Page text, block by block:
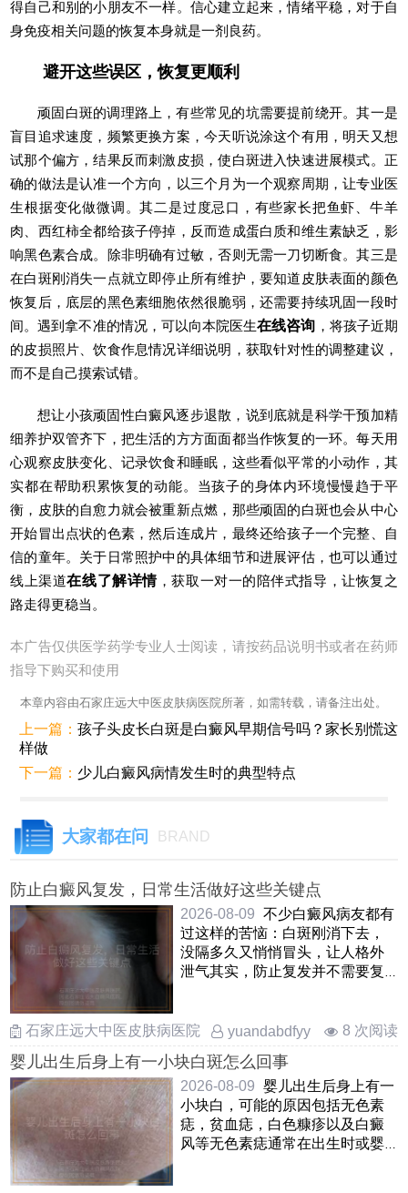
得自己和别的小朋友不一样。信心建立起来，情绪平稳，对于自
身免疫相关问题的恢复本身就是一剂良药。
避开这些误区，恢复更顺利
顽固白斑的调理路上，有些常见的坑需要提前绕开。其一是
盲目追求速度，频繁更换方案，今天听说涂这个有用，明天又想
试那个偏方，结果反而刺激皮损，使白斑进入快速进展模式。正
确的做法是认准一个方向，以三个月为一个观察周期，让专业医
生根据变化做微调。其二是过度忌口，有些家长把鱼虾、牛羊
肉、西红柿全都给孩子停掉，反而造成蛋白质和维生素缺乏，影
响黑色素合成。除非明确有过敏，否则无需一刀切断食。其三是
在白斑刚消失一点就立即停止所有维护，要知道皮肤表面的颜色
恢复后，底层的黑色素细胞依然很脆弱，还需要持续巩固一段时
间。遇到拿不准的情况，可以向本院医生在线咨询 ，将孩子近期
的皮损照片、饮食作息情况详细说明，获取针对性的调整建议，
而不是自己摸索试错。
想让小孩顽固性白癜风逐步退散，说到底就是科学干预加精
细养护双管齐下，把生活的方方面面都当作恢复的一环。每天用
心观察皮肤变化、记录饮食和睡眠，这些看似平常的小动作，其
实都在帮助积累恢复的动能。当孩子的身体内环境慢慢趋于平
衡，皮肤的自愈力就会被重新点燃，那些顽固的白斑也会从中心
开始冒出点状的色素，然后连成片，最终还给孩子一个完整、自
信的童年。关于日常照护中的具体细节和进展评估，也可以通过
线上渠道在线了解详情，获取一对一的陪伴式指导，让恢复之
路走得更稳当。
本广告仅供医学药学专业人士阅读，请按药品说明书或者在药师
指导下购买和使用
本章内容由石家庄远大中医皮肤病医院所著，如需转载，请备注出处。
上一篇：孩子头皮长白斑是白癜风早期信号吗？家长别慌这
样做
下一篇： 少儿白癜风病情发生时的典型特点
大家都在问 BRAND
防止白癜风复发，日常生活做好这些关键点
2026-08-09 不少白癜风病友都有
过这样的苦恼：白斑刚消下去，
没隔多久又悄悄冒头，让人格外
泄气其实，防止复发并不需要复
石家庄远大中医皮肤病医院
yuandabdfyy 8 次阅读
婴儿出生后身上有一小块白斑怎么回事
2026-08-09 婴儿出生后身上有一
小块白，可能的原因包括无色素
痣，贫血痣，白色糠疹以及白癜
风等无色素痣通常在出生时或婴